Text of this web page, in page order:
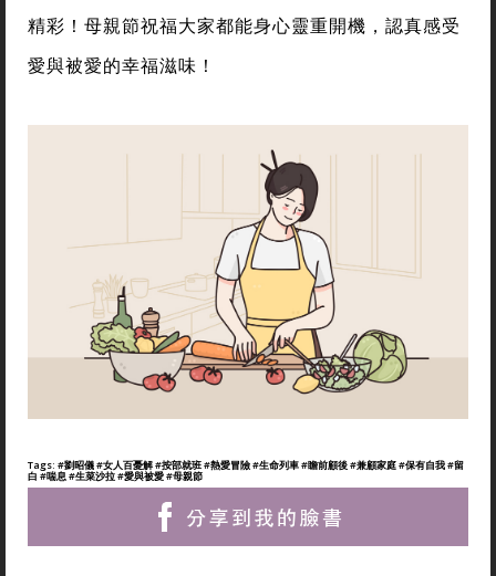
精彩！母親節祝福大家都能身心靈重開機，認真感受
愛與被愛的幸福滋味！
Tags: #劉昭儀#女人百憂解#按部就班#熱愛冒險#生命列車#瞻前顧後#兼顧家庭#保有自我#留
白 #喘息#生菜沙拉#愛與被愛#母親節